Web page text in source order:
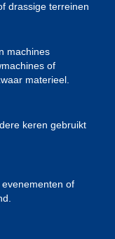
drassige terreinen
machines
of
materieel.
keren gebruikt
of